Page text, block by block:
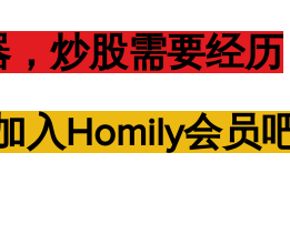
炒股需要经历
入Homily会员